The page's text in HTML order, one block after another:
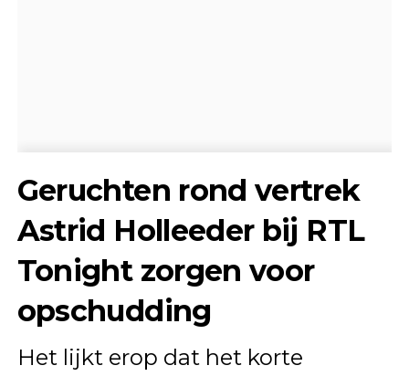
Geruchten rond vertrek
Astrid Holleeder bij RTL
Tonight zorgen voor
opschudding
Het lijkt erop dat het korte